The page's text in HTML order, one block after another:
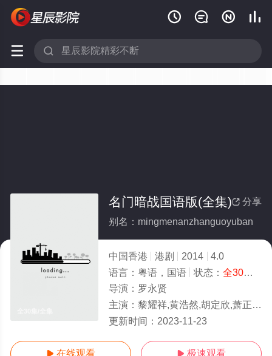
   
 
 分享
名门暗战国语版(全集)
别名：mingmenanzhanguoyuban
中国香港 港剧 2014
4.0
语言： 粤语，国语 状态： 全30集
导演： 罗永贤
主演： 黎耀祥,黄浩然,胡定欣,萧正楠,曹永廉,邵美琪,陈国邦,岳华,关菊英,陈自瑶
更新时间： 2023-11-23
 在线观看  极速观看